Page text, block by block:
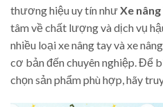
thương hiệu uy tín nhưXe
tâm về chất lượng và dịch vụ
nhiều loại xe nâng tay và xe
cơ bản đến chuyên nghiệp. Để
chọn sản phẩm phù hợp, hãy